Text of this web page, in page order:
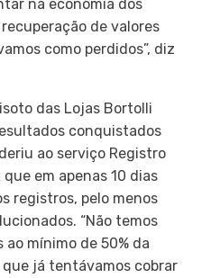
na economia dos
de valores
como perdidos”, diz
das Lojas Bortolli
conquistados
ao serviço Registro
em apenas 10 dias
registros, pelo menos
“Não temos
mínimo de 50% da
já tentávamos cobrar